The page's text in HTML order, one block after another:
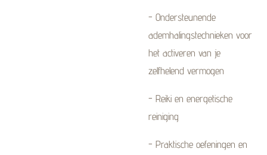
- Ondersteunende
ademhalingstechnieken voor
het activeren van je
zelfhelend vermogen
- Reiki en energetische
reiniging
- Praktische oefeningen en